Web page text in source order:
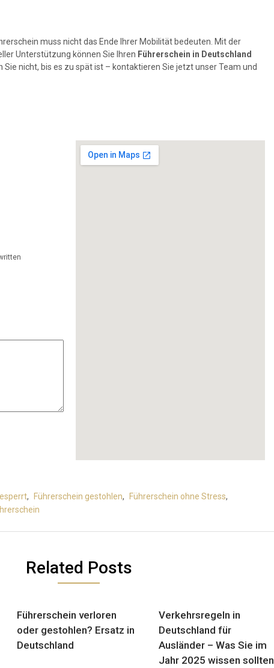
muss nicht das Ende Ihrer Mobilität bedeuten. Mit der
Unterstützung können Sie Ihren Führerschein in Deutschland
Sie nicht, bis es zu spät ist – kontaktieren Sie jetzt unser Team und
, Führerschein gestohlen, Führerschein ohne Stress,
Related Posts
Führerschein verloren
oder gestohlen? Ersatz in
Deutschland
Verkehrsregeln in
Deutschland für
Ausländer – Was Sie im
Jahr 2025 wissen sollten